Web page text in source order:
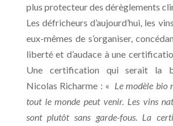
plus protecteur des dérèglements
Les défricheurs d’aujourd’hui, les
eux-mêmes de s’organiser,
liberté et d’audace à une
Une certification qui serait la
Nicolas Richarme : « Le modèle bio
tout le monde peut venir. Les vins
sont plutôt sans garde-fous. La